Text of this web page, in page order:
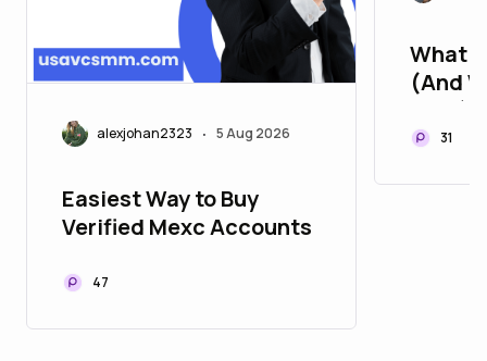
alexjohan2323 • 5 Aug 2026
Easiest Way to Buy
Verified Mexc Accounts
47
What
(And
Care)
31